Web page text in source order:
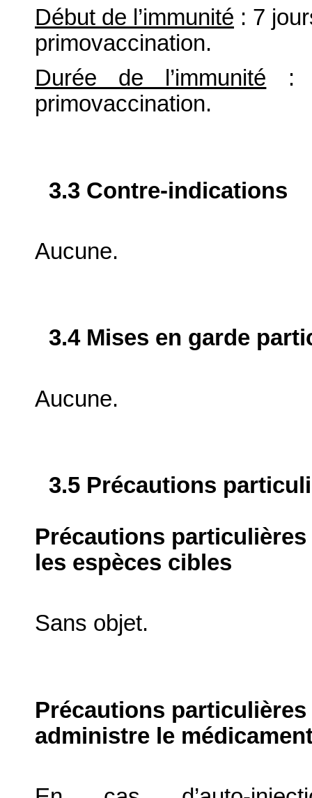
Début de l’immunité : 7
primovaccination.
Durée de l’immunité :
primovaccination.
3.3 Contre-indications
Aucune.
3.4 Mises en garde
Aucune.
3.5 Précautions
Précautions
les espèces cibles
Sans objet.
Précautions
administre le